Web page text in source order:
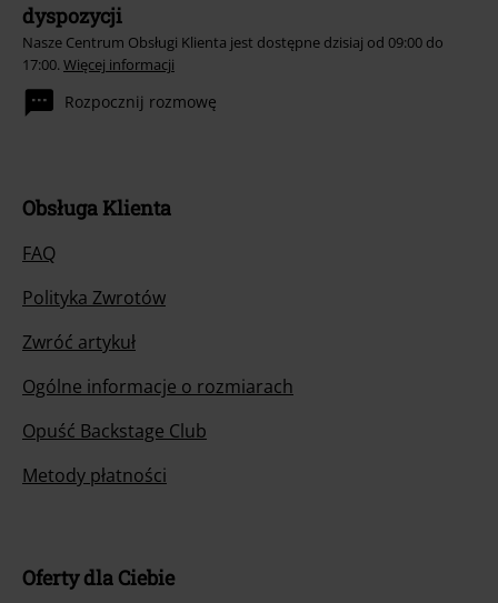
dyspozycji
Nasze Centrum Obsługi Klienta jest dostępne dzisiaj od 09:00 do
17:00. Więcej informacji
Rozpocznij rozmowę
Obsługa Klienta
FAQ
Polityka Zwrotów
Zwróć artykuł
Ogólne informacje o rozmiarach
Opuść Backstage Club
Metody płatności
Oferty dla Ciebie